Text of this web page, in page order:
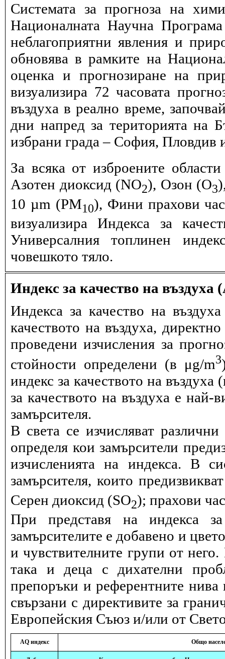
Системата за прогноза на
Националната Научна
неблагоприятни явления и
обновява в рамките на
оценка и прогнозиране на
визуализира 72 часовата
въздуха в реално време,
дни напред за територията на
избрани града – София, Пловдив
За всяка от изброените
Азотен диоксид (NO2), Озон (O3
10 µm (PM10), Фини прахови
визуализира Индекса за
Универсалния топлинен
човешкото тяло.
Индекс за качество на въздуха
Индекса за качество на
качеството на въздуха,
проведени изчисления за
стойности определени (в μg/m3
индекс за качеството на
за качеството на въздуха е
замърсителя.
В света се изчисляват
определя кои замърсители
изчисленията на индекса. В
замърсителя, които
Серен диоксид (SO2); прахови
При представя на индекса
замърсителите е добавено и
и чувствителните групи от
така и деца с дихателни
препоръки и референтните нива
свързани с директивите за
Европейския Съюз и/или от
AQ индекс Общо